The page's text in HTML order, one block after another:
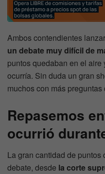
Ambos contendientes
un debate muy difícil de
puntos quedaban en el
ocurría. Sin duda un gran
muchos con más
Repasemos
ocurrió
La gran cantidad de puntos
debate, desde la corte